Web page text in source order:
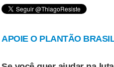
APOIE O PLANTÃO